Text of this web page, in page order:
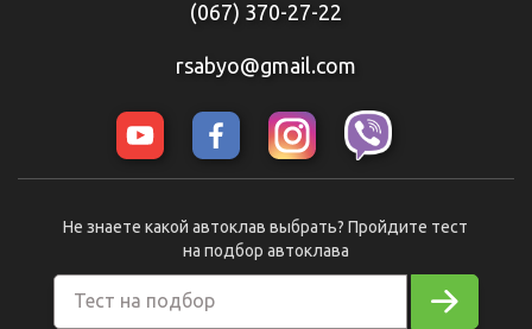
(067) 370-27-22
rsabyo@gmail.com
Тест на подбор
Не знаете какой автоклав выбрать? Пройдите тест
на подбор автоклава